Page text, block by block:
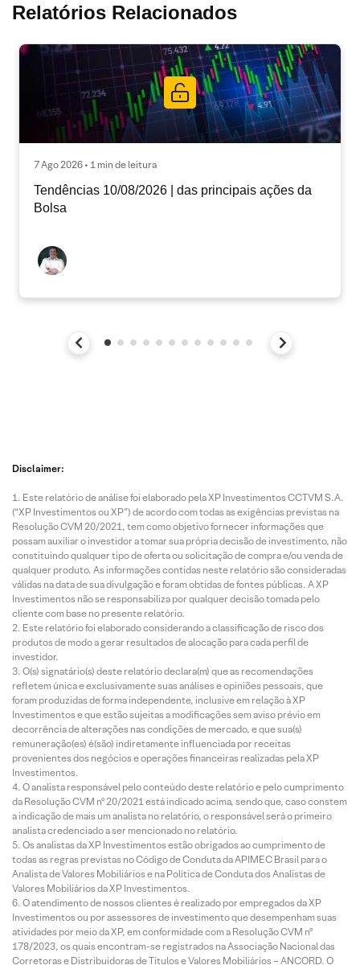
Relatórios Relacionados
7 Ago 2026 • 1 min de leitura
Tendências 10/08/2026 | das principais ações da
Bolsa
Disclaimer:
Este relatório de análise foi elaborado pela XP Investimentos CCTVM S.A.
(“XP Investimentos ou XP”) de acordo com todas as exigências previstas na
Resolução CVM 20/2021, tem como objetivo fornecer informações que
possam auxiliar o investidor a tomar sua própria decisão de investimento, não
constituindo qualquer tipo de oferta ou solicitação de compra e/ou venda de
qualquer produto. As informações contidas neste relatório são consideradas
válidas na data de sua divulgação e foram obtidas de fontes públicas. A XP
Investimentos não se responsabiliza por qualquer decisão tomada pelo
cliente com base no presente relatório.
Este relatório foi elaborado considerando a classificação de risco dos
produtos de modo a gerar resultados de alocação para cada perfil de
investidor.
O(s) signatário(s) deste relatório declara(m) que as recomendações
refletem única e exclusivamente suas análises e opiniões pessoais, que
foram produzidas de forma independente, inclusive em relação à XP
Investimentos e que estão sujeitas a modificações sem aviso prévio em
decorrência de alterações nas condições de mercado, e que sua(s)
remuneração(es) é(são) indiretamente influenciada por receitas
provenientes dos negócios e operações financeiras realizadas pela XP
Investimentos.
O analista responsável pelo conteúdo deste relatório e pelo cumprimento
da Resolução CVM nº 20/2021 está indicado acima, sendo que, caso constem
a indicação de mais um analista no relatório, o responsável será o primeiro
analista credenciado a ser mencionado no relatório.
Os analistas da XP Investimentos estão obrigados ao cumprimento de
todas as regras previstas no Código de Conduta da APIMEC Brasil para o
Analista de Valores Mobiliários e na Política de Conduta dos Analistas de
Valores Mobiliários da XP Investimentos.
O atendimento de nossos clientes é realizado por empregados da XP
Investimentos ou por assessores de investimento que desempenham suas
atividades por meio da XP, em conformidade com a Resolução CVM nº
178/2023, os quais encontram-se registrados na Associação Nacional das
Corretoras e Distribuidoras de Títulos e Valores Mobiliários – ANCORD. O